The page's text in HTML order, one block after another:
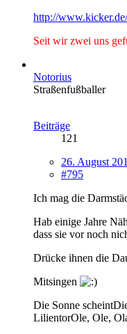
http://
Seit wir zwei uns
Notorius
Straßenfußballer
Beiträge
121
26. August
#795
Ich mag die
Hab einige Jahre
dass sie vor noch
Drücke ihnen die
Mitsingen
Die Sonne
LilientorOle, Ole,